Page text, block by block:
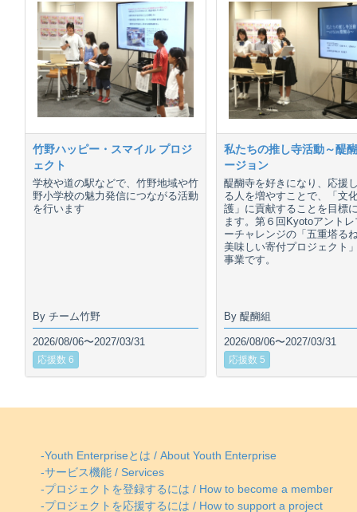
竹野ハッピー・スマイル プロジ
ェクト
学校や道の駅などで、竹野地域や竹
野小学校の魅力発信につながる活動
を行います
By チーム竹野
2026/08/06〜2027/03/31
応援数 6
私たちの推し寺活動～醍
ージョン
醍醐寺を好きになり、応援
る人を増やすことで、「文
護」に貢献することを目標
ます。第６回Kyotoアント
ーチャレンジの「五重塔る
美味しい寄付プロジェクト
事業です。
By 醍醐組
2026/08/06〜2027/03/31
応援数 5
-Youth Enterpriseとは / About Youth Enterprise
-サービス機能 / Services
-プロジェクトを登録するには / How to become a member
-プロジェクトを応援するには / How to support a project